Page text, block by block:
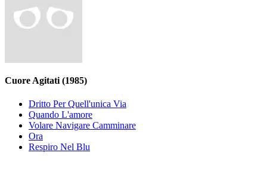
Cuore Agitati (1985)
Dritto Per Quell'unica Via
Quando L'amore
Volare Navigare Camminare
Ora
Respiro Nel Blu